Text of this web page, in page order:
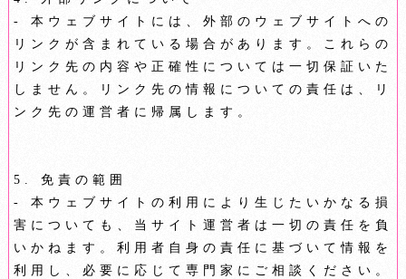
- 本ウェブサイトには、外部のウェブサイトへの
リンクが含まれている場合があります。これらの
リンク先の内容や正確性については一切保証いた
しません。リンク先の情報についての責任は、リ
ンク先の運営者に帰属します。
5. 免責の範囲
- 本ウェブサイトの利用により生じたいかなる損
害についても、当サイト運営者は一切の責任を負
いかねます。利用者自身の責任に基づいて情報を
利用し、必要に応じて専門家にご相談ください。